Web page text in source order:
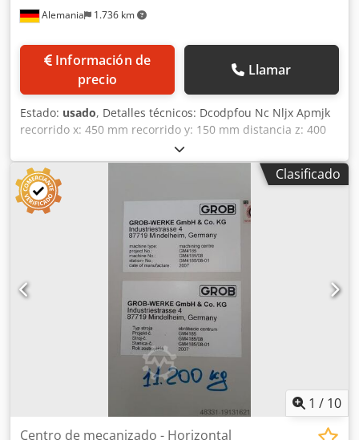
Alemania 1.736 km
Información de
precio
Llamar
Estado: usado, Detalles técnicos: Dcodpfou Nc Nljx Apmjk
recorrido x: 450 mm recorrido y: 150 mm distancia z: 400
mm Distancia soporte - borde de la mesa: mín./máx.: 100 /
250 mm Rango de velocidad: 25, 44, 78, 130, 228, 400 / 6
paso rpm Velocidad de avance:: X/Y: 10 - 100 / 8 paso
mm/min Tamaño de la mesa: 990 x 300 mm Superficie de
sujeción de la mesa: 800 x 195 mm Giro de la mesa +/-: 30°
° Potencia total necesaria: no se conoce kW Peso aprox.:
1200 kg Dimensiones de la máquina aprox. LxAnxAl: 1,5 x
1,3 x 1,5 m Fresadora horizontal, actualmente una
herramienta Mandril de fresado Ø 32mm con fresa madre
sujeta. Mordaza de máquina incluida. *
Clasificado
1 / 10
Centro de mecanizado - Horizontal